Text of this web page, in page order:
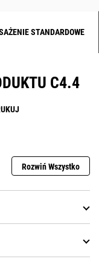
STANDARDOWE
C4.4
Rozwiń Wszystko